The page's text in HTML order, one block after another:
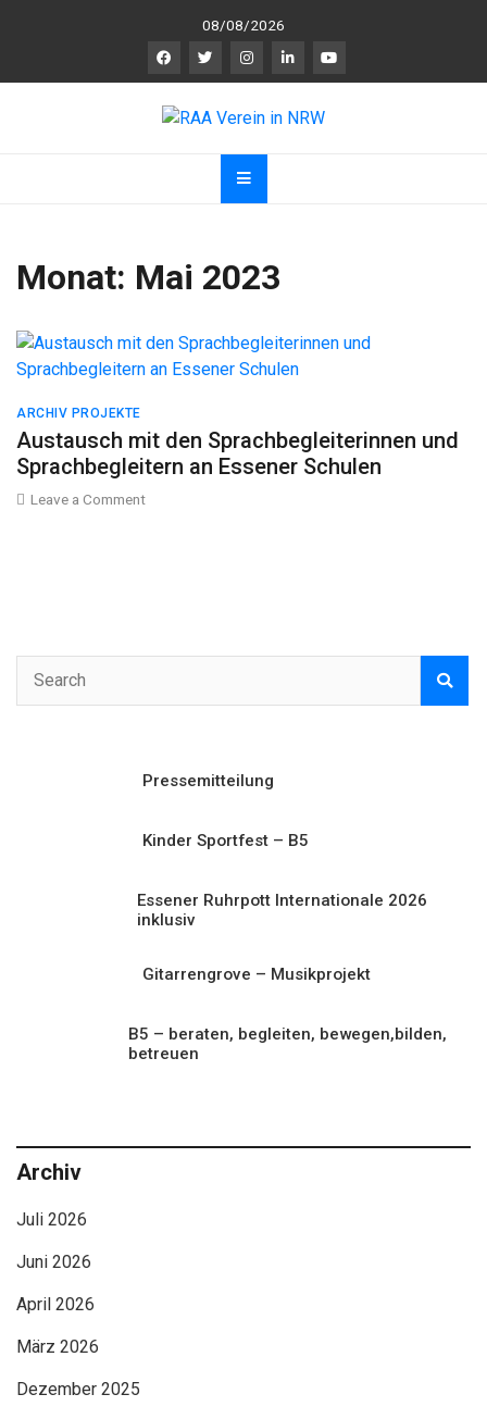
08/08/2026
RAA Verein in NRW
nerkennung und
Monat: Mai 2023
ARCHIV PROJEKTE
Austausch mit den Sprachbegleiterinnen und
Sprachbegleitern an Essener Schulen
Leave a Commenton
Pressemitteilung
Kinder Sportfest – B5
Essener Ruhrpott Internationale 2026
inklusiv
Gitarrengrove – Musikprojekt
B5 – beraten, begleiten, bewegen,bilden,
betreuen
Archiv
Juli 2026
Juni 2026
April 2026
März 2026
Dezember 2025